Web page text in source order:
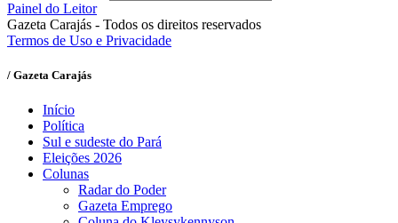
Painel do Leitor
Gazeta Carajás - Todos os direitos reservados
Termos de Uso e Privacidade
/ Gazeta Carajás
Início
Política
Sul e sudeste do Pará
Eleições 2026
Colunas
Radar do Poder
Gazeta Emprego